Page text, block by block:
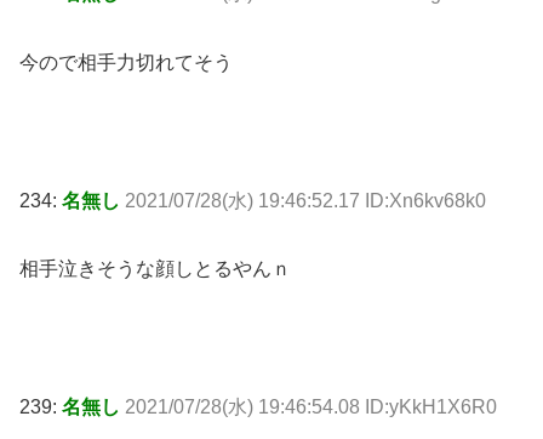
今ので相手力切れてそう
234: 名無し 2021/07/28(水) 19:46:52.17 ID:Xn6kv68k0
相手泣きそうな顔しとるやんｎ
239: 名無し 2021/07/28(水) 19:46:54.08 ID:yKkH1X6R0